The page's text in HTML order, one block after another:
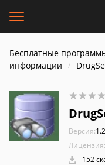
Бесплатные
информации
Версия:1.2
Лицензия:
152